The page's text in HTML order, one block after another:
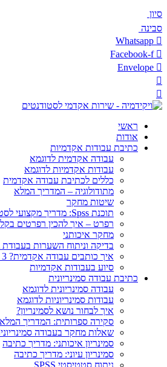
סיון
סבינה
Whatsapp
Facebook-f
Envelope
ראשי
אודות
כתיבת עבודות אקדמיות
עבודה אקדמית לדוגמא
עבודות אקדמיות לדוגמא
כללים לכתיבת עבודה אקדמית
מתודולוגיה – המדריך המלא
שיטות מחקר
תוכנת Spss: מדריך מקצועי לסטודנטים
רפרט – איך להכין רפרטים
מחקר איכותני
בדיקה וניתוח השערות בעבודת
איך כותבים עבודה אקדמית? 3 טיפים חשובים להצלחה
סיוע בעבודות אקדמיות
כתיבת עבודה סמינריונית
עבודה סמינריונית לדוגמא
עבודות סמינריוניות לדוגמא​
איך לבחור נושא לסמינריון?
סקירה ספרותית: המדריך
שאלות מחקר בעבודה
סמינריון איכותני: מדריך כתיבה
סמינריון עיוני: מדריך כתיבה
ניתוח סטטיסטי SPSS